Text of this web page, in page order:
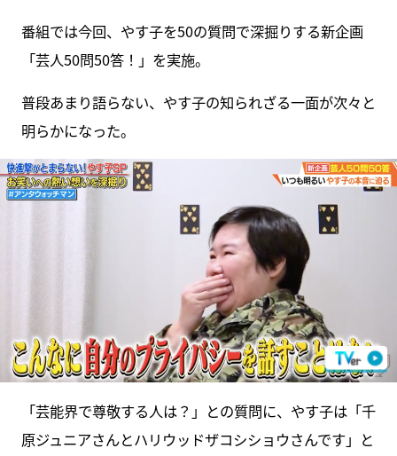
番組では今回、やす子を50の質問で深掘りする新企画
「芸人50問50答！」を実施。
普段あまり語らない、やす子の知られざる一面が次々と
明らかになった。
「芸能界で尊敬する人は？」との質問に、やす子は「千
原ジュニアさんとハリウッドザコシショウさんです」と